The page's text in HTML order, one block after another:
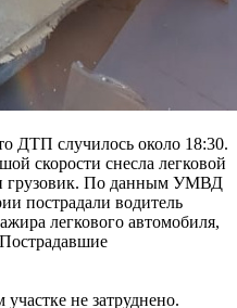
ДТП случилось около 18:30.
скорости снесла легковой
грузовик. По данным УМВД
пострадали водитель
легкового автомобиля,
не затруднено.